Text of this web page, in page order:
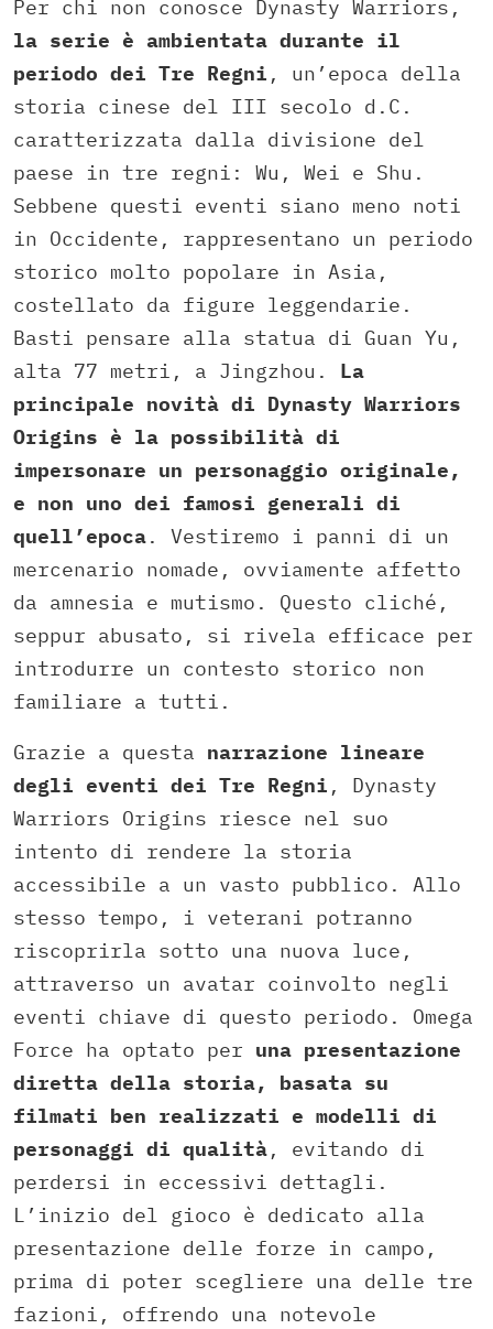
Per chi non conosce Dynasty Warriors,
la serie è ambientata durante il
periodo dei Tre Regni , un’epoca della
storia cinese del III secolo d.C.
caratterizzata dalla divisione del
paese in tre regni: Wu, Wei e Shu.
Sebbene questi eventi siano meno noti
in Occidente, rappresentano un periodo
storico molto popolare in Asia,
costellato da figure leggendarie.
Basti pensare alla statua di Guan Yu,
alta 77 metri, a Jingzhou.
La
principale novità di Dynasty Warriors
Origins è la possibilità di
impersonare un personaggio originale,
e non uno dei famosi generali di
quell’epoca. Vestiremo i panni di un
mercenario nomade, ovviamente affetto
da amnesia e mutismo. Questo cliché,
seppur abusato, si rivela efficace per
introdurre un contesto storico non
familiare a tutti.
Grazie a questa narrazione lineare
degli eventi dei Tre Regni , Dynasty
Warriors Origins riesce nel suo
intento di rendere la storia
accessibile a un vasto pubblico. Allo
stesso tempo, i veterani potranno
riscoprirla sotto una nuova luce,
attraverso un avatar coinvolto negli
eventi chiave di questo periodo. Omega
Force ha optato per una presentazione
diretta della storia, basata su
filmati ben realizzati e modelli di
personaggi di qualità, evitando di
perdersi in eccessivi dettagli.
L’inizio del gioco è dedicato alla
presentazione delle forze in campo,
prima di poter scegliere una delle tre
fazioni, offrendo una notevole